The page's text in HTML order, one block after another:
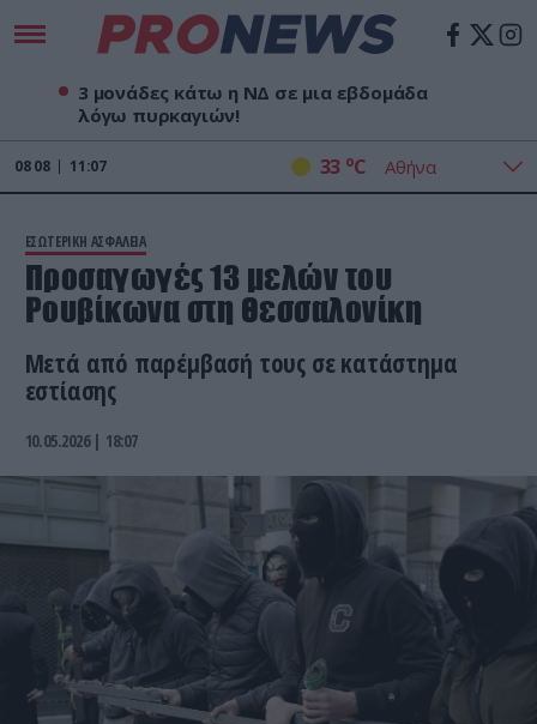
3 μονάδες κάτω η ΝΔ σε μια εβδομάδα
λόγω πυρκαγιών!
08 08 11:07 33 oC
ΕΣΩΤΕΡΙΚΗ ΑΣΦΑΛΕΙΑ
Προσαγωγές 13 μελών του
Ρουβίκωνα στη Θεσσαλονίκη
Μετά από παρέμβασή τους σε κατάστημα
εστίασης
10.05.2026 | 18:07